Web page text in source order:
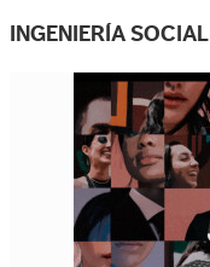
INGENIERÍA SOCIAL